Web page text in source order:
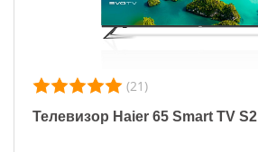
(21)
Телевизор Haier 65 Smart TV S2